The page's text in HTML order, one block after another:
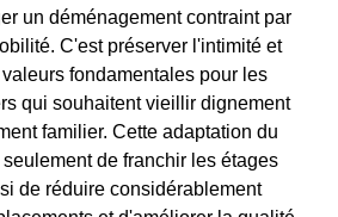
un déménagement contraint par
C'est préserver l'intimité et
fondamentales pour les
qui souhaitent vieillir dignement
familier. Cette adaptation du
de franchir les étages
de réduire considérablement